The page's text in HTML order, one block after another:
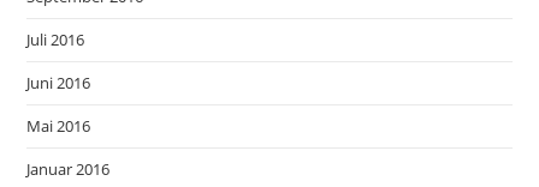
Juli 2016
Juni 2016
Mai 2016
Januar 2016